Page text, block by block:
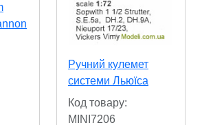
Ручний кулемет
системи Льюїса
Код товару:
MINI7206